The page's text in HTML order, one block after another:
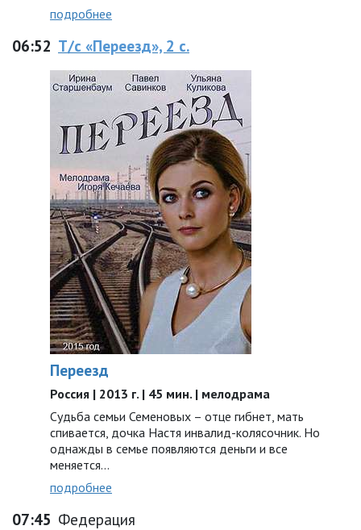
подробнее
06:52 Т/с «Переезд», 2 с.
Переезд
Россия | 2013 г. | 45 мин. | мелодрама
Судьба семьи Семеновых – отце гибнет, мать
спивается, дочка Настя инвалид-колясочник. Но
однажды в семье появляются деньги и все
меняется…
подробнее
07:45 Федерация